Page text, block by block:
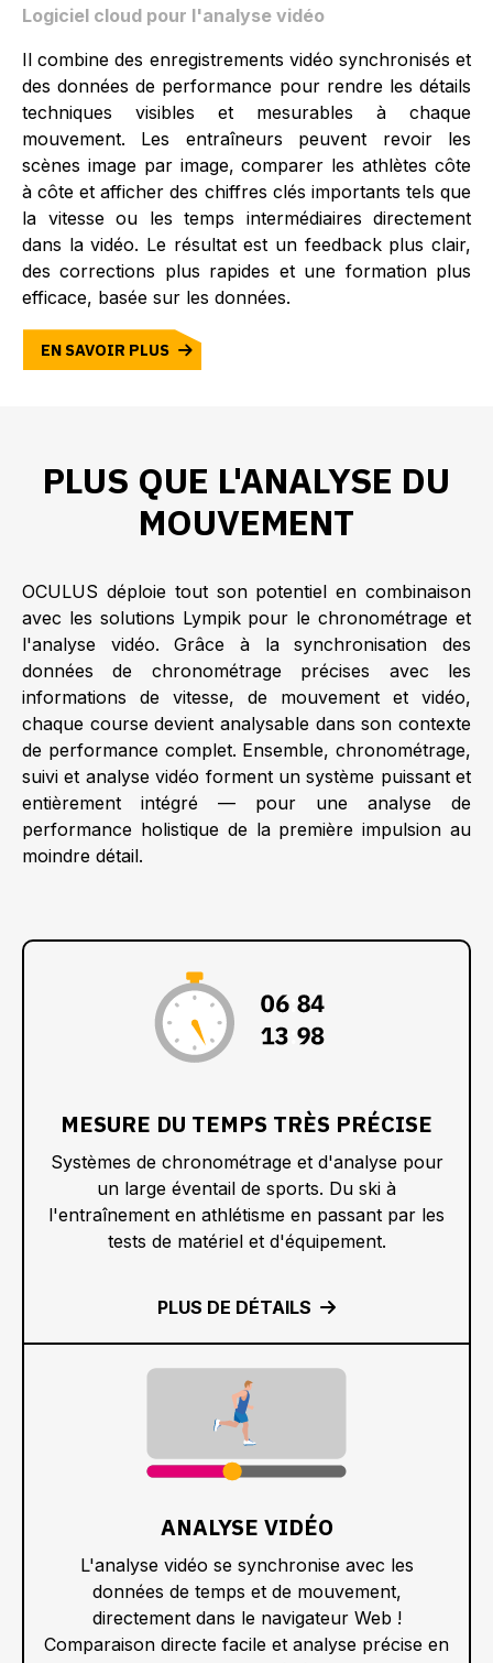
Logiciel cloud pour l'analyse vidéo
Il combine des enregistrements vidéo synchronisés et
des données de performance pour rendre les détails
techniques visibles et mesurables à chaque
mouvement. Les entraîneurs peuvent revoir les
scènes image par image, comparer les athlètes côte
à côte et afficher des chiffres clés importants tels que
la vitesse ou les temps intermédiaires directement
dans la vidéo. Le résultat est un feedback plus clair,
des corrections plus rapides et une formation plus
efficace, basée sur les données.
EN SAVOIR PLUS
PLUS QUE L'ANALYSE DU
MOUVEMENT
OCULUS déploie tout son potentiel en combinaison
avec les solutions Lympik pour le chronométrage et
l'analyse vidéo. Grâce à la synchronisation des
données de chronométrage précises avec les
informations de vitesse, de mouvement et vidéo,
chaque course devient analysable dans son contexte
de performance complet. Ensemble, chronométrage,
suivi et analyse vidéo forment un système puissant et
entièrement intégré — pour une analyse de
performance holistique de la première impulsion au
moindre détail.
:
:
:
MESURE DU TEMPS TRÈS PRÉCISE
Systèmes de chronométrage et d'analyse pour
un large éventail de sports. Du ski à
l'entraînement en athlétisme en passant par les
tests de matériel et d'équipement.
PLUS DE DÉTAILS
ANALYSE VIDÉO
L'analyse vidéo se synchronise avec les
données de temps et de mouvement,
directement dans le navigateur Web !
Comparaison directe facile et analyse précise en